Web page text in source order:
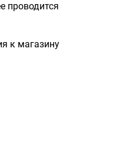
проводится
к магазину